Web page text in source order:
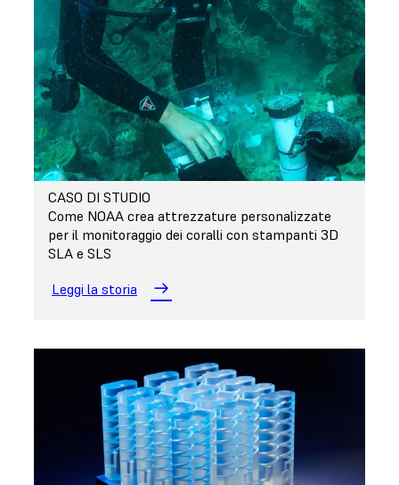
CASO DI STUDIO
Come NOAA crea attrezzature personalizzate
per il monitoraggio dei coralli con stampanti 3D
SLA e SLS
Leggi la storia